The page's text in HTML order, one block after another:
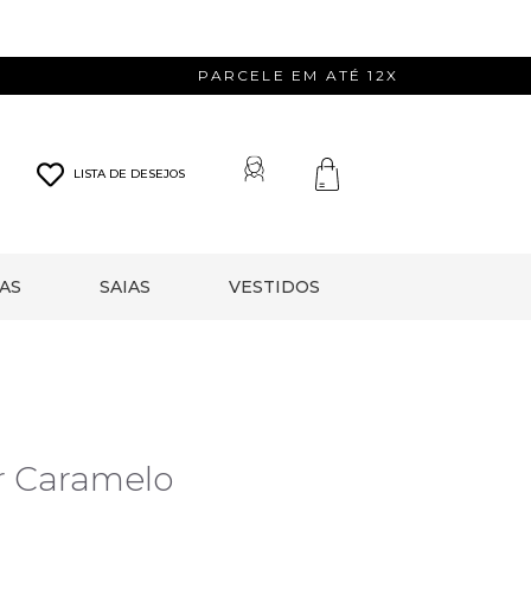
PARCELE EM ATÉ 12X
LISTA DE DESEJOS
SAIAS VESTIDOS
Caramelo